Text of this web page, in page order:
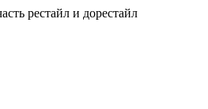
рестайл и дорестайл